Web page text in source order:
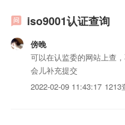
iso9001认证查询
傍晚
可以在认监委的网站上查
会儿补充提交
2022-02-09 11:43:17 1213